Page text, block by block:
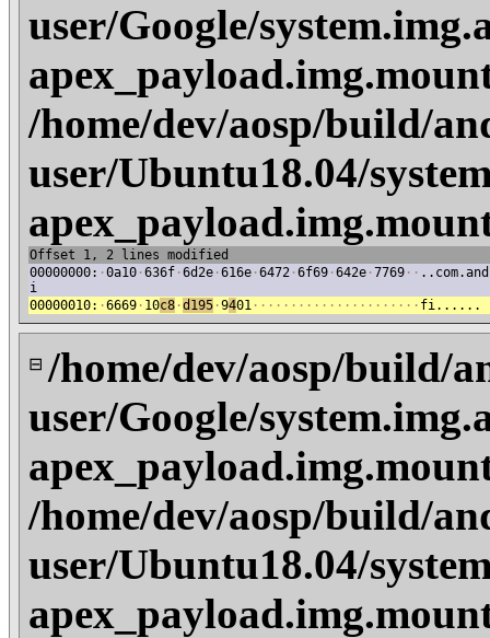
user/Google/
/home/dev/aosp/build/
user/Ubuntu18.04/
Offset 1, 2 lines modified
00000000: ·0a10 ·636f ·6d2e ·616e ·6472 ·6f69 ·642e ·7769 · ·
i
00000010: ·6669 · 10c8 ·d195 ·9401 · · · · · · · · · · · · · · · · · · · · · · fi......
⊟ /home/dev/aosp/build/
user/Google/
/home/dev/aosp/build/
user/Ubuntu18.04/